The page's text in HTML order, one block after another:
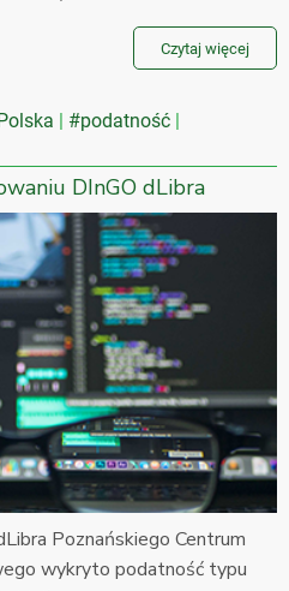
Czytaj więcej
#podatność
DInGO dLibra
Poznańskiego Centrum
wykryto podatność typu